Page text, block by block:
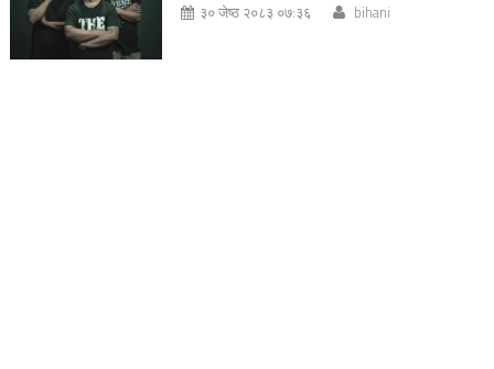
३० जेष्ठ २०८३ ०७:३६ bihani